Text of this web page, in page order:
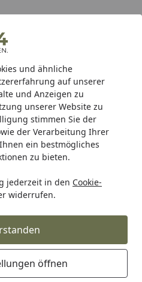
und ähnliche
auf unserer
und Anzeigen zu
unserer Website zu
stimmen Sie der
der Verarbeitung Ihrer
ein bestmögliches
zu bieten.
jederzeit in den Cookie-
widerrufen.
öffnen
Hotline
Sandfilteranlage & Pool-
bis 468,99€)
Deko Aquarien &
LED